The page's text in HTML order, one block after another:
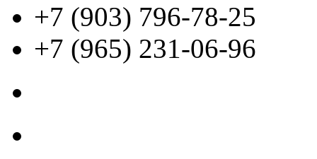
+7 (903) 796-78-25
+7 (965) 231-06-96